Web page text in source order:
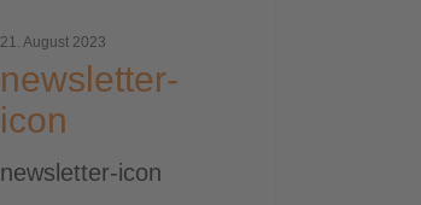
21. August 2023
newsletter-
icon
newsletter-icon